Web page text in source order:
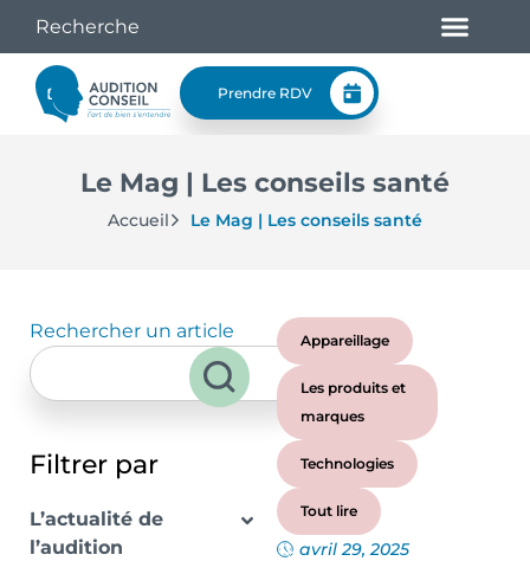
Prendre RDV
Le Mag | Les conseils santé
Accueil Le Mag | Les conseils santé
Rechercher un article
Filtrer par
L’actualité de
l’audition
Appareillage
Les produits et
marques
Technologies
Tout lire
avril 29, 2025